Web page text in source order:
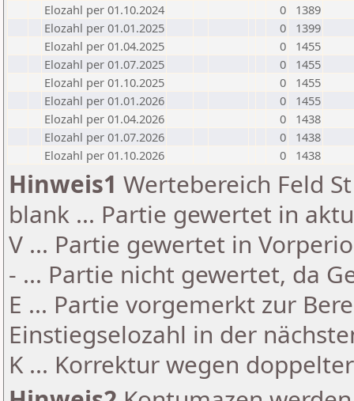
Elozahl per 01.10.2024
0
1389
Elozahl per 01.01.2025
0
1399
Elozahl per 01.04.2025
0
1455
Elozahl per 01.07.2025
0
1455
Elozahl per 01.10.2025
0
1455
Elozahl per 01.01.2026
0
1455
Elozahl per 01.04.2026
0
1438
Elozahl per 01.07.2026
0
1438
Elozahl per 01.10.2026
0 1438
Hinweis1 Wertebereich Feld
blank ... Partie gewertet in
V ... Partie gewertet in
- ... Partie nicht gewertet, da
E ... Partie vorgemerkt zur
Einstiegselozahl in der
K ... Korrektur wegen